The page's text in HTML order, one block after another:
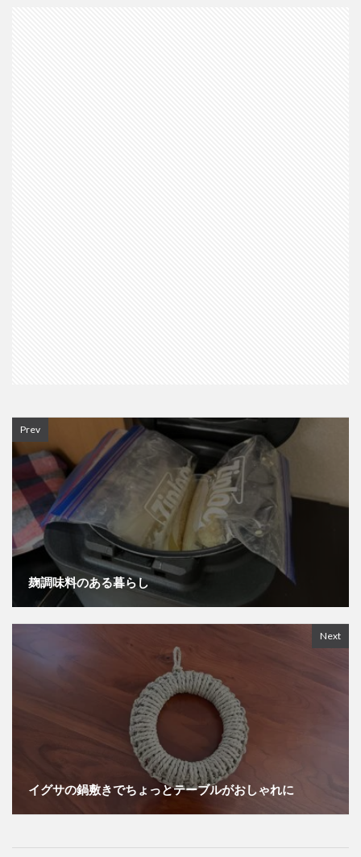
Prev
麹調味料のある暮らし
Next
イグサの鍋敷きでちょっとテーブルがおしゃれに